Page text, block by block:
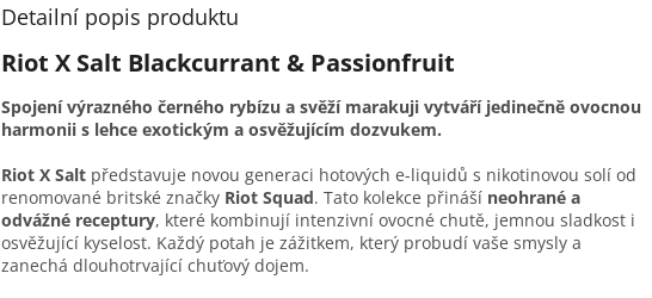
Detailní popis produktu
Riot X Salt Blackcurrant & Passionfruit
Spojení výrazného černého rybízu a svěží marakuji vytváří jedinečně ovocnou
harmonii s lehce exotickým a osvěžujícím dozvukem.
Riot X Salt představuje novou generaci hotových e-liquidů s nikotinovou solí od
renomované britské značky Riot Squad. Tato kolekce přináší neohrané a
odvážné receptury, které kombinují intenzivní ovocné chutě, jemnou sladkost i
osvěžující kyselost. Každý potah je zážitkem, který probudí vaše smysly a
zanechá dlouhotrvající chuťový dojem.